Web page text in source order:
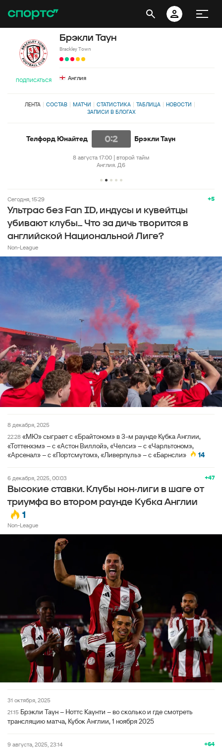
ПОДПИСАТЬСЯ
Брэкли Таун
Brackley Town
Англия
ЛЕНТА СОСТАВ МАТЧИ СТАТИСТИКА ТАБЛИЦА
НОВОСТИ
ЗАПИСИ В БЛОГАХ
Телфорд Юнайтед Брэкли Таун
0:2
8 августа 17:00 | второй тайм
Англия. Д6
+5
Сегодня, 15:29
Ультрас без Fan ID, индусы и кувейтцы
убивают клубы... Что за дичь творится в
английской Национальной Лиге?
Non-League
8 декабря, 2025
22:28 «МЮ» сыграет с «Брайтоном» в 3-м раунде Кубка Англии,
«Тоттенхэм» – с «Астон Виллой», «Челси» – с «Чарльтоном»,
«Арсенал» – с «Портсмутом», «Ливерпуль» – с «Барнсли»
14
+47
6 декабря, 2025, 00:03
Высокие ставки. Клубы нон-лиги в шаге от
триумфа во втором раунде Кубка Англии
1
Non-League
31 октября, 2025
21:15 Брэкли Таун – Ноттс Каунти – во сколько и где смотреть
трансляцию матча, Кубок Англии, 1 ноября 2025
+64
9 августа, 2025, 23:14